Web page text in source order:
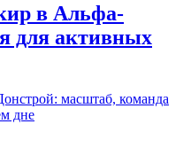
в Альфа-
для активных